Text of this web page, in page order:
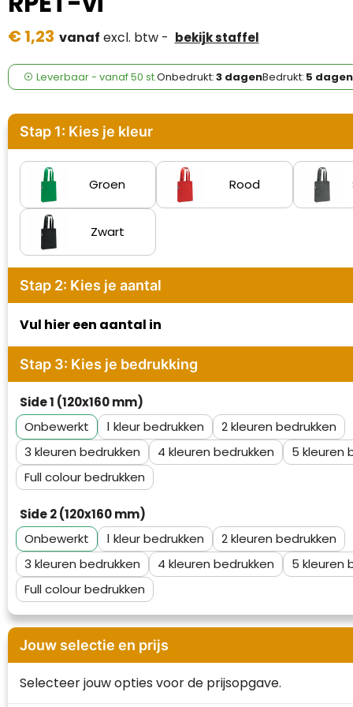
Fresh 'n Rebel
GolfOriginals
James Harvest
Kingcap
Mepal
Moleskine
MyKit
Ocean Bottle
Parker
Waterman
€ 1,23 vanaf excl. btw - bekijk staffel
Leverbaar- vanaf50 st.Onbedrukt:3 dagenBedrukt: 5 dagen
Stap 1: Kies je kleur
Groen Rood
Zwart
Stap 2: Kies je aantal
Vul hier een aantal in
Stap 3: Kies je bedrukking
Side 1 (120x160 mm)
Onbewerkt
1
2
3
4
5
Full colour
Side 2 (120x160 mm)
Onbewerkt
1
2
3
4
5
Full colour
Jouw selectie en prijs
Selecteer jouw opties voor de prijsopgave.